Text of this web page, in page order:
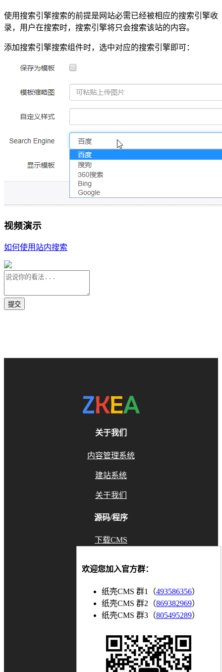
欢迎您加入官方群：
纸壳CMS 群1（493586356）
纸壳CMS 群2（869382969）
纸壳CMS 群3（805495289）
使用搜索引擎搜索的前提是网站必需已经被相应的搜索引擎收
录，用户在搜索时，搜索引擎将只会搜索该站的内容。
添加搜索引擎搜索组件时，选中对应的搜索引擎即可：
视频演示
如何使用站内搜索
关于我们
内容管理系统
建站系统
关于我们
源码/程序
下载CMS
Gitee
联系我们
知乎
博客
bilibili